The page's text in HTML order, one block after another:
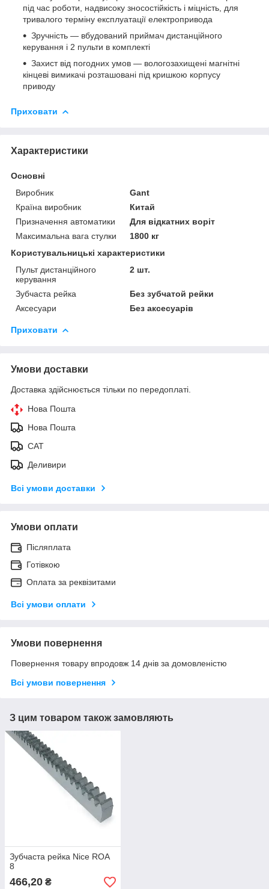
під час роботи, надвисоку зносостійкість і міцність, для
тривалого терміну експлуатації електропривода
Зручність — вбудований приймач дистанційного
керування і 2 пульти в комплекті
Захист від погодних умов — вологозахищені магнітні
кінцеві вимикачі розташовані під кришкою корпусу
приводу
Приховати
Характеристики
Основні
Виробник
Gant
Країна виробник
Китай
Призначення автоматики
Для відкатних воріт
Максимальна вага стулки
1800 кг
Користувальницькі характеристики
Пульт дистанційного
керування
2 шт.
Зубчаста рейка
Без зубчатой рейки
Аксесуари
Без аксесуарів
Приховати
Умови доставки
Доставка здійснюється тільки по передоплаті.
Нова Пошта
Нова Пошта
САТ
Деливири
Всі умови доставки
Умови оплати
Післяплата
Готівкою
Оплата за реквізитами
Всі умови оплати
Умови повернення
Повернення товару впродовж 14 днів за домовленістю
Всі умови повернення
З цим товаром також замовляють
Зубчаста рейка Nice ROA
8
466,20 ₴